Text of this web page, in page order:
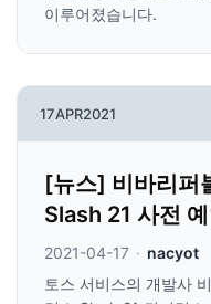
이루어졌습니다.
17APR2021
[뉴스] 비바리퍼
Slash 21 사전
2021-04-17 · nacyot
토스 서비스의 개발사